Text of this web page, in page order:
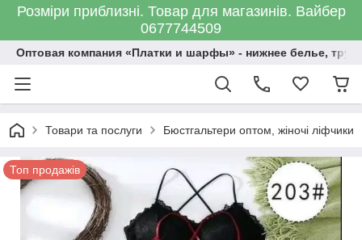
Розміри приблизні. Товар для магазинів. Вайбер
0677744509
Оптовая компания «Платки и шарфы» - нижнее белье,
Товари та послуги Бюстгальтери оптом, жіночі ліфчики
Топ продажів